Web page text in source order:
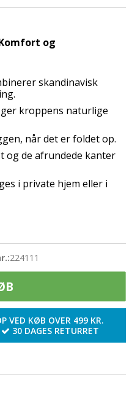
og
skandinavisk
kroppens naturlige
når det er foldet op.
og de afrundede kanter
i private hjem eller i
224111
VED KØB OVER 499 KR.
30 DAGES RETURRET